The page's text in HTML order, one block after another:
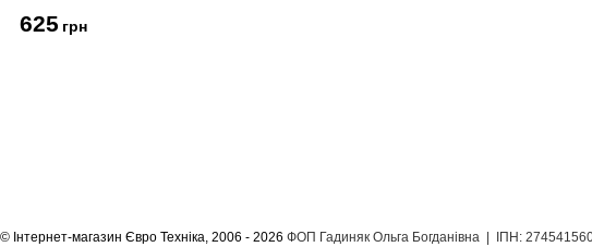
625 грн
© Інтернет-магазин Євро Техніка, 2006 - 2026 ФОП Гадиняк Ольга Богданівна | ІПН: